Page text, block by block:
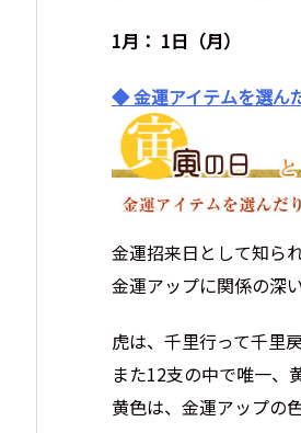
1月： 1日（月）
◆ 金運アイテムを選ん
金運招来日として知られ
金運アップに関係の深
虎は、千里行って千里
また12支の中で唯一、
黄色は、金運アップの